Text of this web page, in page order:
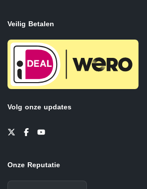
Veilig Betalen
Volg onze updates
Onze Reputatie